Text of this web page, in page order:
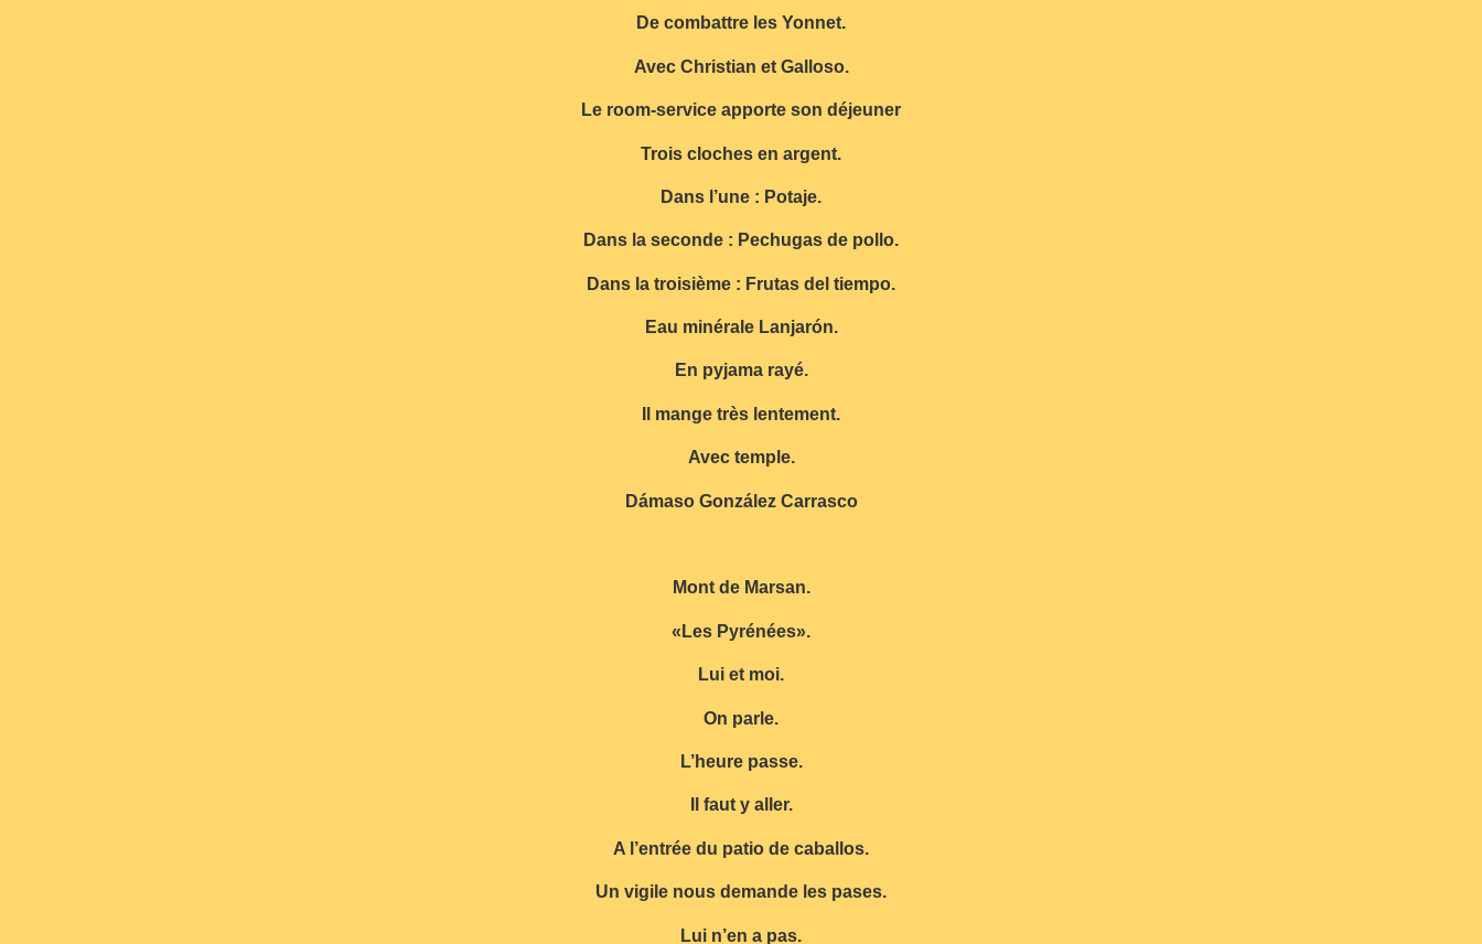
De combattre les Yonnet.
Avec Christian et Galloso.
Le room-service apporte son déjeuner
Trois cloches en argent.
Dans l’une : Potaje.
Dans la seconde : Pechugas de pollo.
Dans la troisième : Frutas del tiempo.
Eau minérale Lanjarón.
En pyjama rayé.
Il mange très lentement.
Avec temple.
Dámaso González Carrasco
Mont de Marsan.
«Les Pyrénées».
Lui et moi.
On parle.
L’heure passe.
Il faut y aller.
A l’entrée du patio de caballos.
Un vigile nous demande les pases.
Lui n’en a pas.